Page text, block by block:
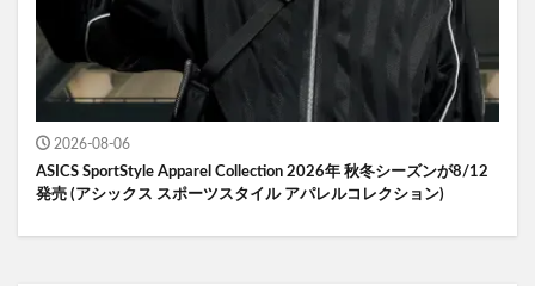
2026-08-06
ASICS SportStyle Apparel Collection 2026年 秋冬シーズンが8/12
発売 (アシックス スポーツスタイル アパレルコレクション)